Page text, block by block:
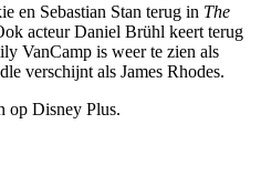
en Sebastian Stan terug in The
acteur Daniel Brühl keert terug
VanCamp is weer te zien als
verschijnt als James Rhodes.
op Disney Plus.